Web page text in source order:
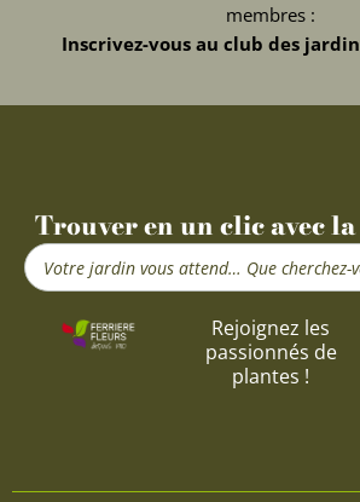
membres :
Inscrivez-vous au club des
Trouver en un clic avec
Search
...
Rejoignez les
passionnés de
plantes !